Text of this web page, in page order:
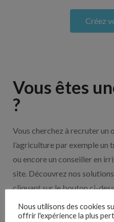
Créez
Vous êtes
?
Vous cherchez à recruter un
l’agriculture par exemple
ou encore un conseiller en
site. Découvrez nos
cliquant sur le bouton ci-
Nos
Nous utilisons des cookies
offrir l'expérience la plus